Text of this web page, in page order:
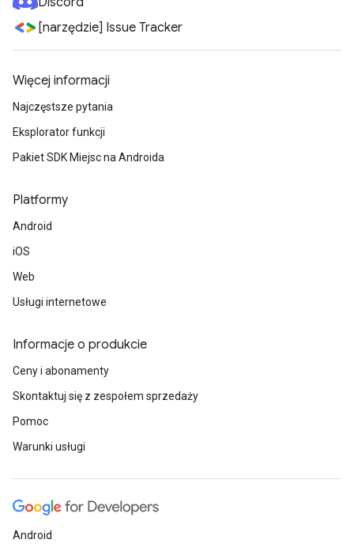
[narzędzie] Issue Tracker
Więcej informacji
Najczęstsze pytania
Eksplorator funkcji
Pakiet SDK Miejsc na Androida
Platformy
Android
iOS
Web
Usługi internetowe
Informacje o produkcie
Ceny i abonamenty
Skontaktuj się z zespołem sprzedaży
Pomoc
Warunki usługi
Android